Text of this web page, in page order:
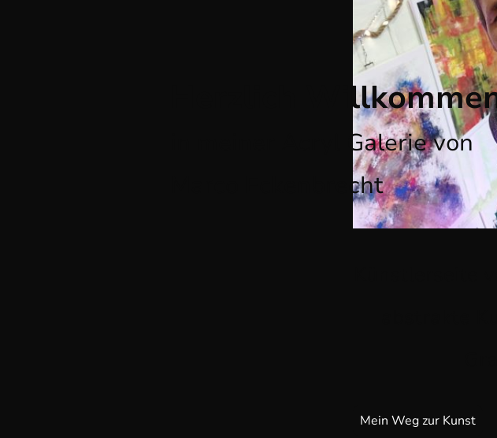
Mein Weg zur Kunst
Herzlich
in meiner Acryl Galerie von
Marco Eckenbrecht